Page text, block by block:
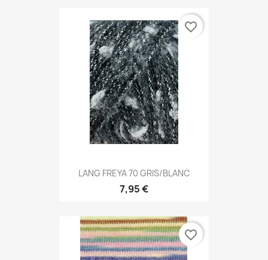
LANG FREYA 70 GRIS/BLANC
7,95 €
favorite_border
favorite_border